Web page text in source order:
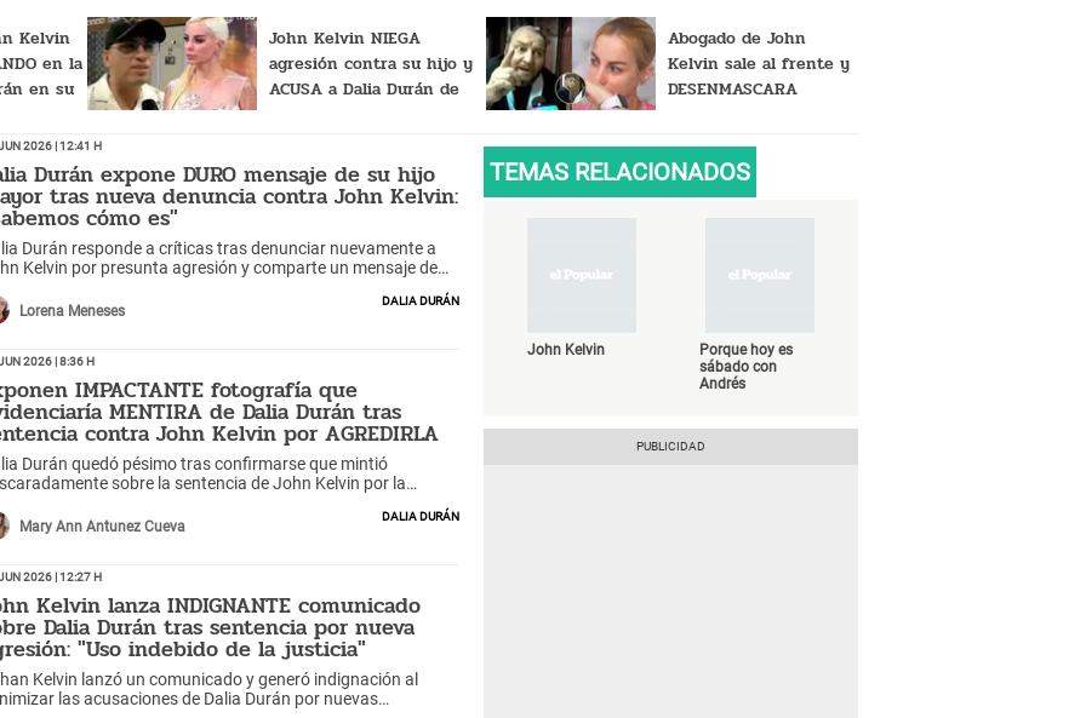
Kelvin
en la
en su
John Kelvin NIEGA
agresión contra su hijo y
ACUSA a Dalia Durán de
Abogado de John
Kelvin sale al frente y
DESENMASCARA
FALLO
2026 | 12:41 h
Durán expone DURO mensaje de su hijo
tras nueva denuncia contra John Kelvin:
cómo es"
Durán responde a críticas tras denunciar nuevamente a
Kelvin por presunta agresión y comparte un mensaje de
Lorena Meneses
Dalia Durán
2026 | 8:36 h
IMPACTANTE fotografía que
MENTIRA de Dalia Durán tras
contra John Kelvin por AGREDIRLA
Durán quedó pésimo tras confirmarse que mintió
sobre la sentencia de John Kelvin por la
Mary Ann Antunez Cueva
Dalia Durán
2026 | 12:27 h
Kelvin lanza INDIGNANTE comunicado
Dalia Durán tras sentencia por nueva
"Uso indebido de la justicia"
Kelvin lanzó un comunicado y generó indignación al
las acusaciones de Dalia Durán por nuevas
TEMAS RELACIONADOS
John Kelvin
Porque hoy es
sábado con
Andrés